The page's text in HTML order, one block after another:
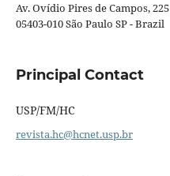
Av. Ovídio Pires de Campos,
05403-010 São Paulo SP - Brazil
Principal Contact
USP/FM/HC
revista.hc@hcnet.usp.br